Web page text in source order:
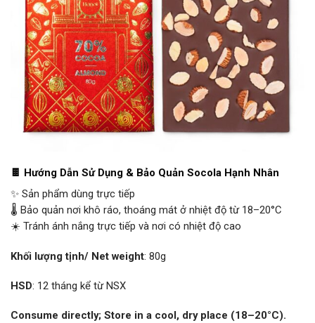
🍫 Hướng Dẫn Sử Dụng & Bảo Quản Socola Hạnh Nhân
✨ Sản phẩm dùng trực tiếp
🌡️ Bảo quản nơi khô ráo, thoáng mát ở nhiệt độ từ 18–20°C
☀️ Tránh ánh nắng trực tiếp và nơi có nhiệt độ cao
Khối lượng tịnh/ Net weight: 80g
HSD: 12 tháng kể từ NSX
Consume directly; Store in a cool, dry place (18–20°C).